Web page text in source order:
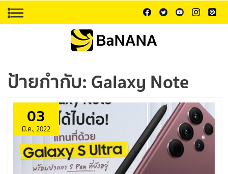
ป้ายกำกับ:Galaxy Note
03
มี.ค., 2022